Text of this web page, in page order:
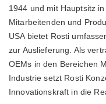
1944 und mit Hauptsitz
Mitarbeitenden und
USA bietet Rosti
zur Auslieferung. Als
OEMs in den Bereichen
Industrie setzt Rosti
Innovationskraft in die